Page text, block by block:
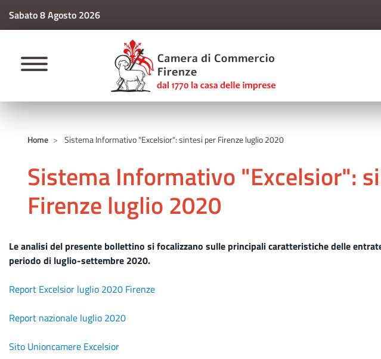
Sabato 8 Agosto 2026
CAMERE DI COMMERCIO
Home Sistema Informativo "Excelsior": sintesi per Firenze luglio 2020
Sistema Informativo "Excelsior":
Firenze luglio 2020
Le analisi del presente bollettino si focalizzano sulle principali caratteristiche delle
periodo di luglio-settembre 2020.
Report Excelsior luglio 2020 Firenze
Report nazionale luglio 2020
Sito Unioncamere Excelsior